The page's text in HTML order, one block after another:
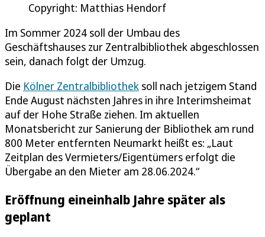
Copyright: Matthias Hendorf
Im Sommer 2024 soll der Umbau des
Geschäftshauses zur Zentralbibliothek abgeschlossen
sein, danach folgt der Umzug.
Die Kölner Zentralbibliothek soll nach jetzigem Stand
Ende August nächsten Jahres in ihre Interimsheimat
auf der Hohe Straße ziehen. Im aktuellen
Monatsbericht zur Sanierung der Bibliothek am rund
800 Meter entfernten Neumarkt heißt es: „Laut
Zeitplan des Vermieters/Eigentümers erfolgt die
Übergabe an den Mieter am 28.06.2024.“
Eröffnung eineinhalb Jahre später als
geplant